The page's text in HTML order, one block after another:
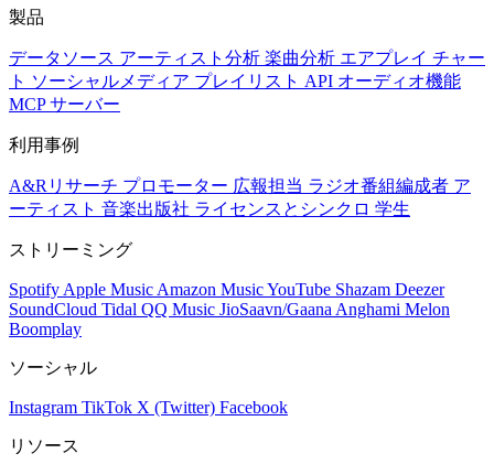
製品
データソース アーティスト分析 楽曲分析 エアプレイ チャー
ト ソーシャルメディア プレイリスト API オーディオ機能
MCP サーバー
利用事例
A&Rリサーチ プロモーター 広報担当 ラジオ番組編成者 ア
ーティスト 音楽出版社 ライセンスとシンクロ 学生
ストリーミング
Spotify Apple Music Amazon MusicYouTube Shazam Deezer
SoundCloud Tidal QQ Music JioSaavn/Gaana Anghami Melon
Boomplay
ソーシャル
Instagram TikTok X (Twitter) Facebook
リソース